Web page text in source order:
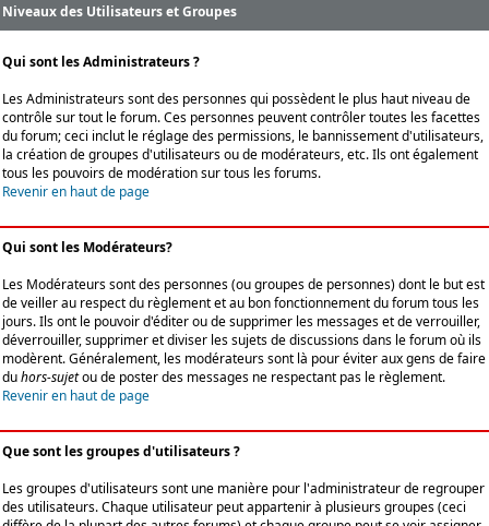
Niveaux des Utilisateurs et Groupes
Qui sont les Administrateurs ?
Les Administrateurs sont des personnes qui possèdent le plus haut niveau de
contrôle sur tout le forum. Ces personnes peuvent contrôler toutes les facettes
du forum; ceci inclut le réglage des permissions, le bannissement d'utilisateurs,
la création de groupes d'utilisateurs ou de modérateurs, etc. Ils ont également
tous les pouvoirs de modération sur tous les forums.
Revenir en haut de page
Qui sont les Modérateurs?
Les Modérateurs sont des personnes (ou groupes de personnes) dont le but est
de veiller au respect du règlement et au bon fonctionnement du forum tous les
jours. Ils ont le pouvoir d'éditer ou de supprimer les messages et de verrouiller,
déverrouiller, supprimer et diviser les sujets de discussions dans le forum où ils
modèrent. Généralement, les modérateurs sont là pour éviter aux gens de faire
duhors-sujetou de poster des messages ne respectant pas le règlement.
Revenir en haut de page
Que sont les groupes d'utilisateurs ?
Les groupes d'utilisateurs sont une manière pour l'administrateur de regrouper
des utilisateurs. Chaque utilisateur peut appartenir à plusieurs groupes (ceci